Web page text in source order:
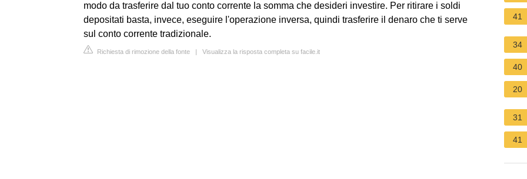
modo da trasferire dal tuo conto corrente la somma che desideri investire. Per ritirare i soldi
depositati basta, invece, eseguire l'operazione inversa, quindi trasferire il denaro che ti serve
sul conto corrente tradizionale.
Richiesta di rimozione della fonte | Visualizza la risposta completa su facile.it
41
34
40
20
31
41